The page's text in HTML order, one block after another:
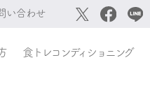
い合わせ
食トレコンディショニング